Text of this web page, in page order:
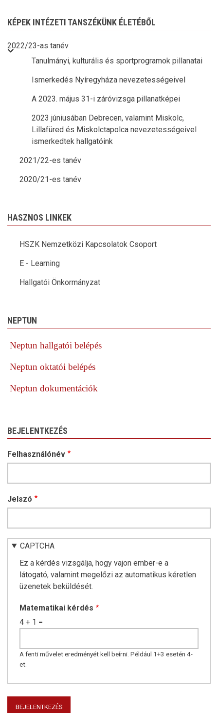
KÉPEK INTÉZETI TANSZÉKÜNK ÉLETÉBŐL
2022/23-as tanév
Tanulmányi, kulturális és sportprogramok pillanatai
Ismerkedés Nyíregyháza nevezetességeivel
A 2023. május 31-i záróvizsga pillanatképei
2023 júniusában Debrecen, valamint Miskolc,
Lillafüred és Miskolctapolca nevezetességeivel
ismerkedtek hallgatóink
2021/22-es tanév
2020/21-es tanév
HASZNOS LINKEK
HSZK Nemzetközi Kapcsolatok Csoport
E - Learning
Hallgatói Önkormányzat
NEPTUN
Neptun hallgatói belépés
Neptun oktatói belépés
Neptun dokumentációk
BEJELENTKEZÉS
Felhasználónév
Jelszó
CAPTCHA
Ez a kérdés vizsgálja, hogy vajon ember-e a
látogató, valamint megelőzi az automatikus kéretlen
üzenetek beküldését.
Matematikai kérdés
4 + 1 =
A fenti művelet eredményét kell beírni. Például 1+3 esetén 4-
et.